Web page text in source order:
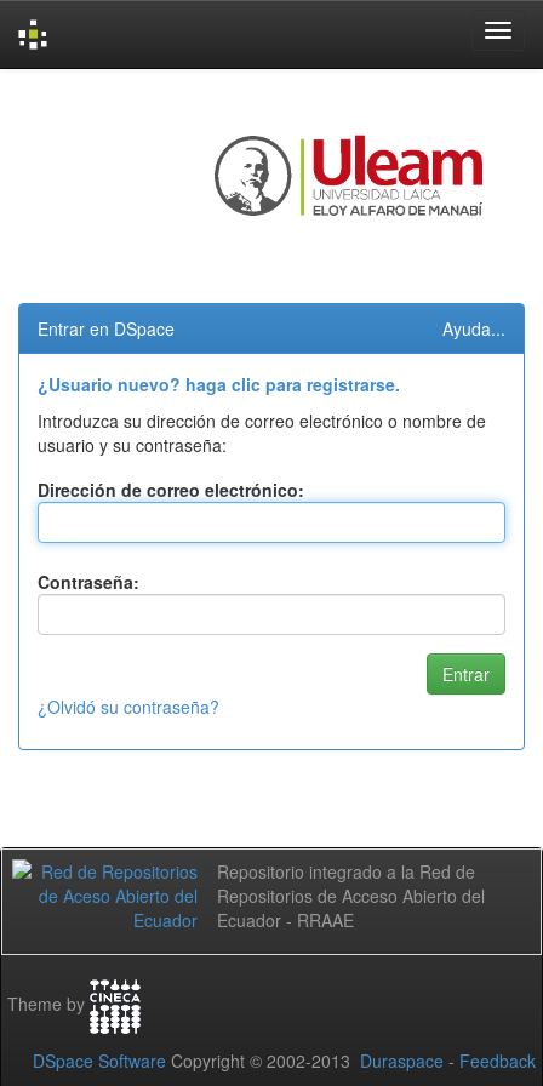
Entrar en DSpace Ayuda...
¿Usuario nuevo? haga clic para registrarse.
Introduzca su dirección de correo electrónico o nombre de
usuario y su contraseña:
Dirección de correo electrónico:
Contraseña:
¿Olvidó su contraseña?
Repositorio integrado a la Red de
Repositorios de Acceso Abierto del
Ecuador - RRAAE
Theme by
DSpace Software Copyright © 2002-2013 Duraspace - Feedback